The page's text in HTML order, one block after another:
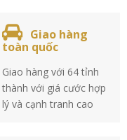
Giao hàng
toàn quốc
Giao hàng với 64 tỉnh
thành với giá cước hợp
lý và cạnh tranh cao